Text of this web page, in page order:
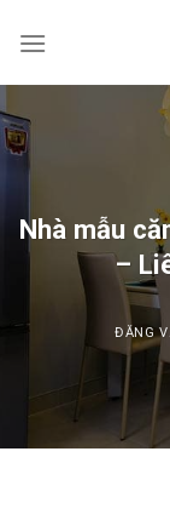
qua
dung
Nhà mẫu
–
ĐĂNG